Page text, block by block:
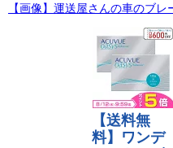
【画像】運送屋さんの車のブ